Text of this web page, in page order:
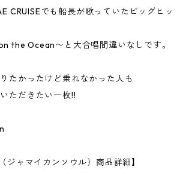
CRUISEでも船長が歌っていたビッグヒッ
the Ocean〜と大合唱間違いなしです。
たかったけど乗れなかった人も
ただきたい一枚!!
ジャマイカンソウル）商品詳細】